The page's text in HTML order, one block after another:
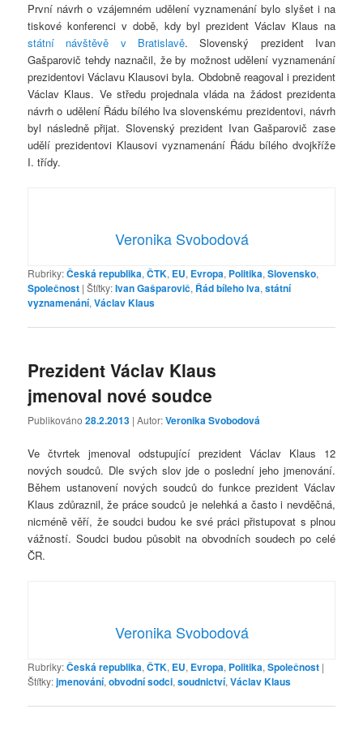
První návrh o vzájemném udělení vyznamenání bylo slyšet i na
tiskové konferenci v době, kdy byl prezident Václav Klaus na
státní návštěvě v Bratislavě. Slovenský prezident Ivan
Gašparovič tehdy naznačil, že by možnost udělení vyznamenání
prezidentovi Václavu Klausovi byla. Obdobně reagoval i prezident
Václav Klaus. Ve středu projednala vláda na žádost prezidenta
návrh o udělení Řádu bílého lva slovenskému prezidentovi, návrh
byl následně přijat. Slovenský prezident Ivan Gašparovič zase
udělí prezidentovi Klausovi vyznamenání Řádu bílého dvojkříže
I. třídy.
Veronika Svobodová
Rubriky:Česká republika,ČTK, EU, Evropa, Politika,Slovensko,
Společnost |Štítky:Ivan Gašparovič, Řád bíleho lva,státní
vyznamenání,Václav Klaus
Prezident Václav Klaus
jmenoval nové soudce
Publikováno28.2.2013 | Autor:Veronika Svobodová
Ve čtvrtek jmenoval odstupující prezident Václav Klaus 12
nových soudců. Dle svých slov jde o poslední jeho jmenování.
Během ustanovení nových soudců do funkce prezident Václav
Klaus zdůraznil, že práce soudců je nelehká a často i nevděčná,
nicméně věří, že soudci budou ke své práci přistupovat s plnou
vážností. Soudci budou působit na obvodních soudech po celé
ČR.
Veronika Svobodová
Rubriky:Česká republika,ČTK, EU, Evropa, Politika,Společnost |
Štítky:jmenování,obvodní sodci,soudnictví,Václav Klaus